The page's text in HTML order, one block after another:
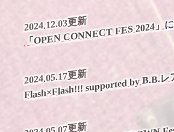
2024.12.03更新
「OPEN CONNECT FES 2024」
2024.05.17更新
Flash×Flash!!! supported by